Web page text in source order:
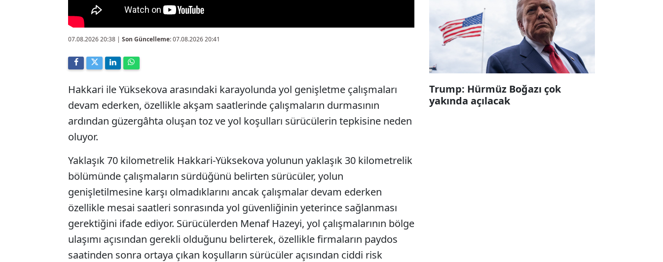
07.08.2026 20:38 | Son Güncelleme:07.08.2026 20:41
Hakkari ile Yüksekova arasındaki karayolunda yol genişletme çalışmaları
devam ederken, özellikle akşam saatlerinde çalışmaların durmasının
ardından güzergâhta oluşan toz ve yol koşulları sürücülerin tepkisine neden
oluyor.
Yaklaşık 70 kilometrelik Hakkari-Yüksekova yolunun yaklaşık 30 kilometrelik
bölümünde çalışmaların sürdüğünü belirten sürücüler, yolun
genişletilmesine karşı olmadıklarını ancak çalışmalar devam ederken
özellikle mesai saatleri sonrasında yol güvenliğinin yeterince sağlanması
gerektiğini ifade ediyor. Sürücülerden Menaf Hazeyi, yol çalışmalarının bölge
ulaşımı açısından gerekli olduğunu belirterek, özellikle firmaların paydos
saatinden sonra ortaya çıkan koşulların sürücüler açısından ciddi risk
Trump: Hürmüz Boğazı çok
yakında açılacak